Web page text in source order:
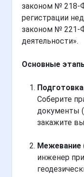
законом № 218-
регистрации
законом № 221-
деятельности».
Основные
Соберите
документы
закажите
Межевание
инженер